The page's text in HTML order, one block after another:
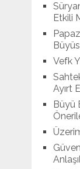
Etkili
Vefk
Ayırt
Büyü